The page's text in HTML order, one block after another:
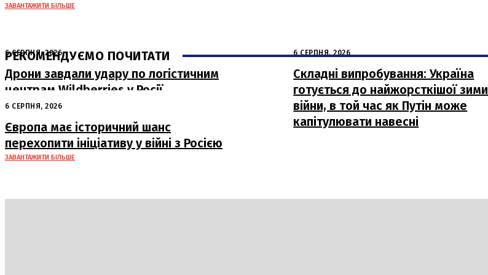
ЗАВАНТАЖИТИ БІЛЬШЕ
РЕКОМЕНДУЄМО ПОЧИТАТИ
6 СЕРПНЯ, 2026
Дрони завдали удару по логістичним
центрам Wildberries у Росії
6 СЕРПНЯ, 2026
Складні випробування: Україна
готується до найжорсткішої зими
війни, в той час як Путін може
капітулювати навесні
6 СЕРПНЯ, 2026
Європа має історичний шанс
перехопити ініціативу у війні з Росією
ЗАВАНТАЖИТИ БІЛЬШЕ